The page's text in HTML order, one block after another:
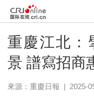
重慶江北：
景 譜寫招商
來源： 重慶日報 | 2025-